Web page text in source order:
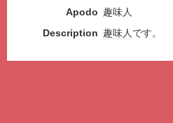
Apodo 趣味人
Description 趣味人です。